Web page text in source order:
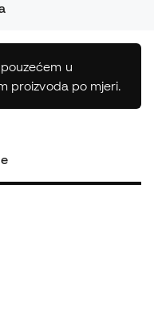
u
proizvoda po mjeri.